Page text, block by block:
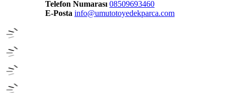
Telefon Numarası 08509693460
E-Posta info@umutotoyedekparca.com